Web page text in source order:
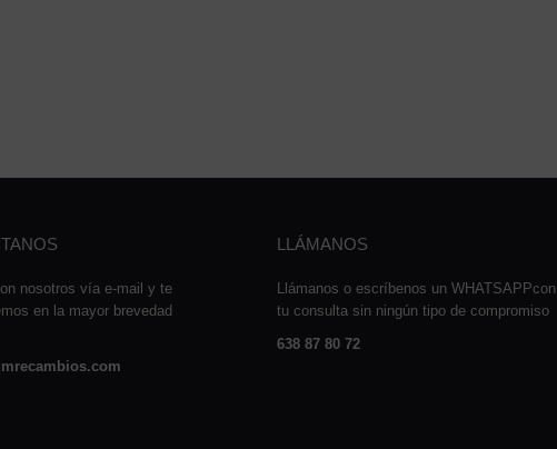
nosotros vía e-mail y te
en la mayor brevedad
LLÁMANOS
Llámanos o escríbenos un WHATSAPPcon
tu consulta sin ningún tipo de compromiso
638 87 80 72